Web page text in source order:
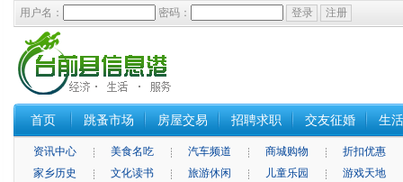
用户名： 密码：
首页 跳蚤市场 房屋交易 招聘求职 交友征婚 生
资讯中心 美食名吃 汽车频道 商城购物
折扣优惠
家乡历史
文化读书 旅游休闲 儿童乐园 游戏天地